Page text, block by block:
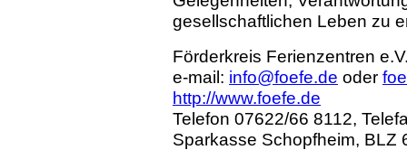
gesellschaftlichen Leben zu
Förderkreis Ferienzentren
e-mail: info@foefe.de oder
http://www.foefe.de
Telefon 07622/66 8112,
Sparkasse Schopfheim, BLZ